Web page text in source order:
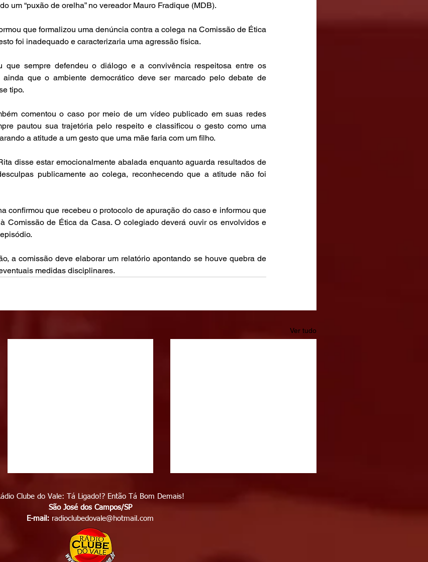
um “puxão de orelha” no vereador Mauro Fradique (MDB).
que formalizou uma denúncia contra a colega na Comissão de Ética
foi inadequado e caracterizaria uma agressão física.
que sempre defendeu o diálogo e a convivência respeitosa entre os
ainda que o ambiente democrático deve ser marcado pelo debate de
tipo.
comentou o caso por meio de um vídeo publicado em suas redes
pautou sua trajetória pelo respeito e classificou o gesto como uma
a atitude a um gesto que uma mãe faria com um filho.
disse estar emocionalmente abalada enquanto aguarda resultados de
publicamente ao colega, reconhecendo que a atitude não foi
confirmou que recebeu o protocolo de apuração do caso e informou que
Comissão de Ética da Casa. O colegiado deverá ouvir os envolvidos e
a comissão deve elaborar um relatório apontando se houve quebra de
medidas disciplinares.
Ver tudo
Clube do Vale: Tá Ligado!? Então Tá Bom Demais!
São José dos Campos/SP
E-mail: radioclubedovale@hotmail.com